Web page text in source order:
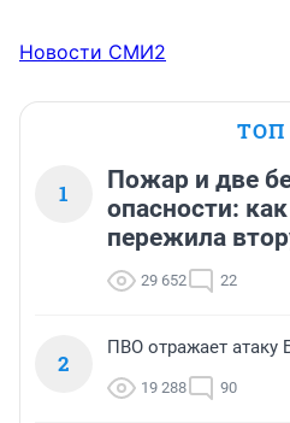
Новости СМИ2
ТОП
1
Пожар и две
опасности:
пережила
29 652 22
2
ПВО отражает
19 288 90